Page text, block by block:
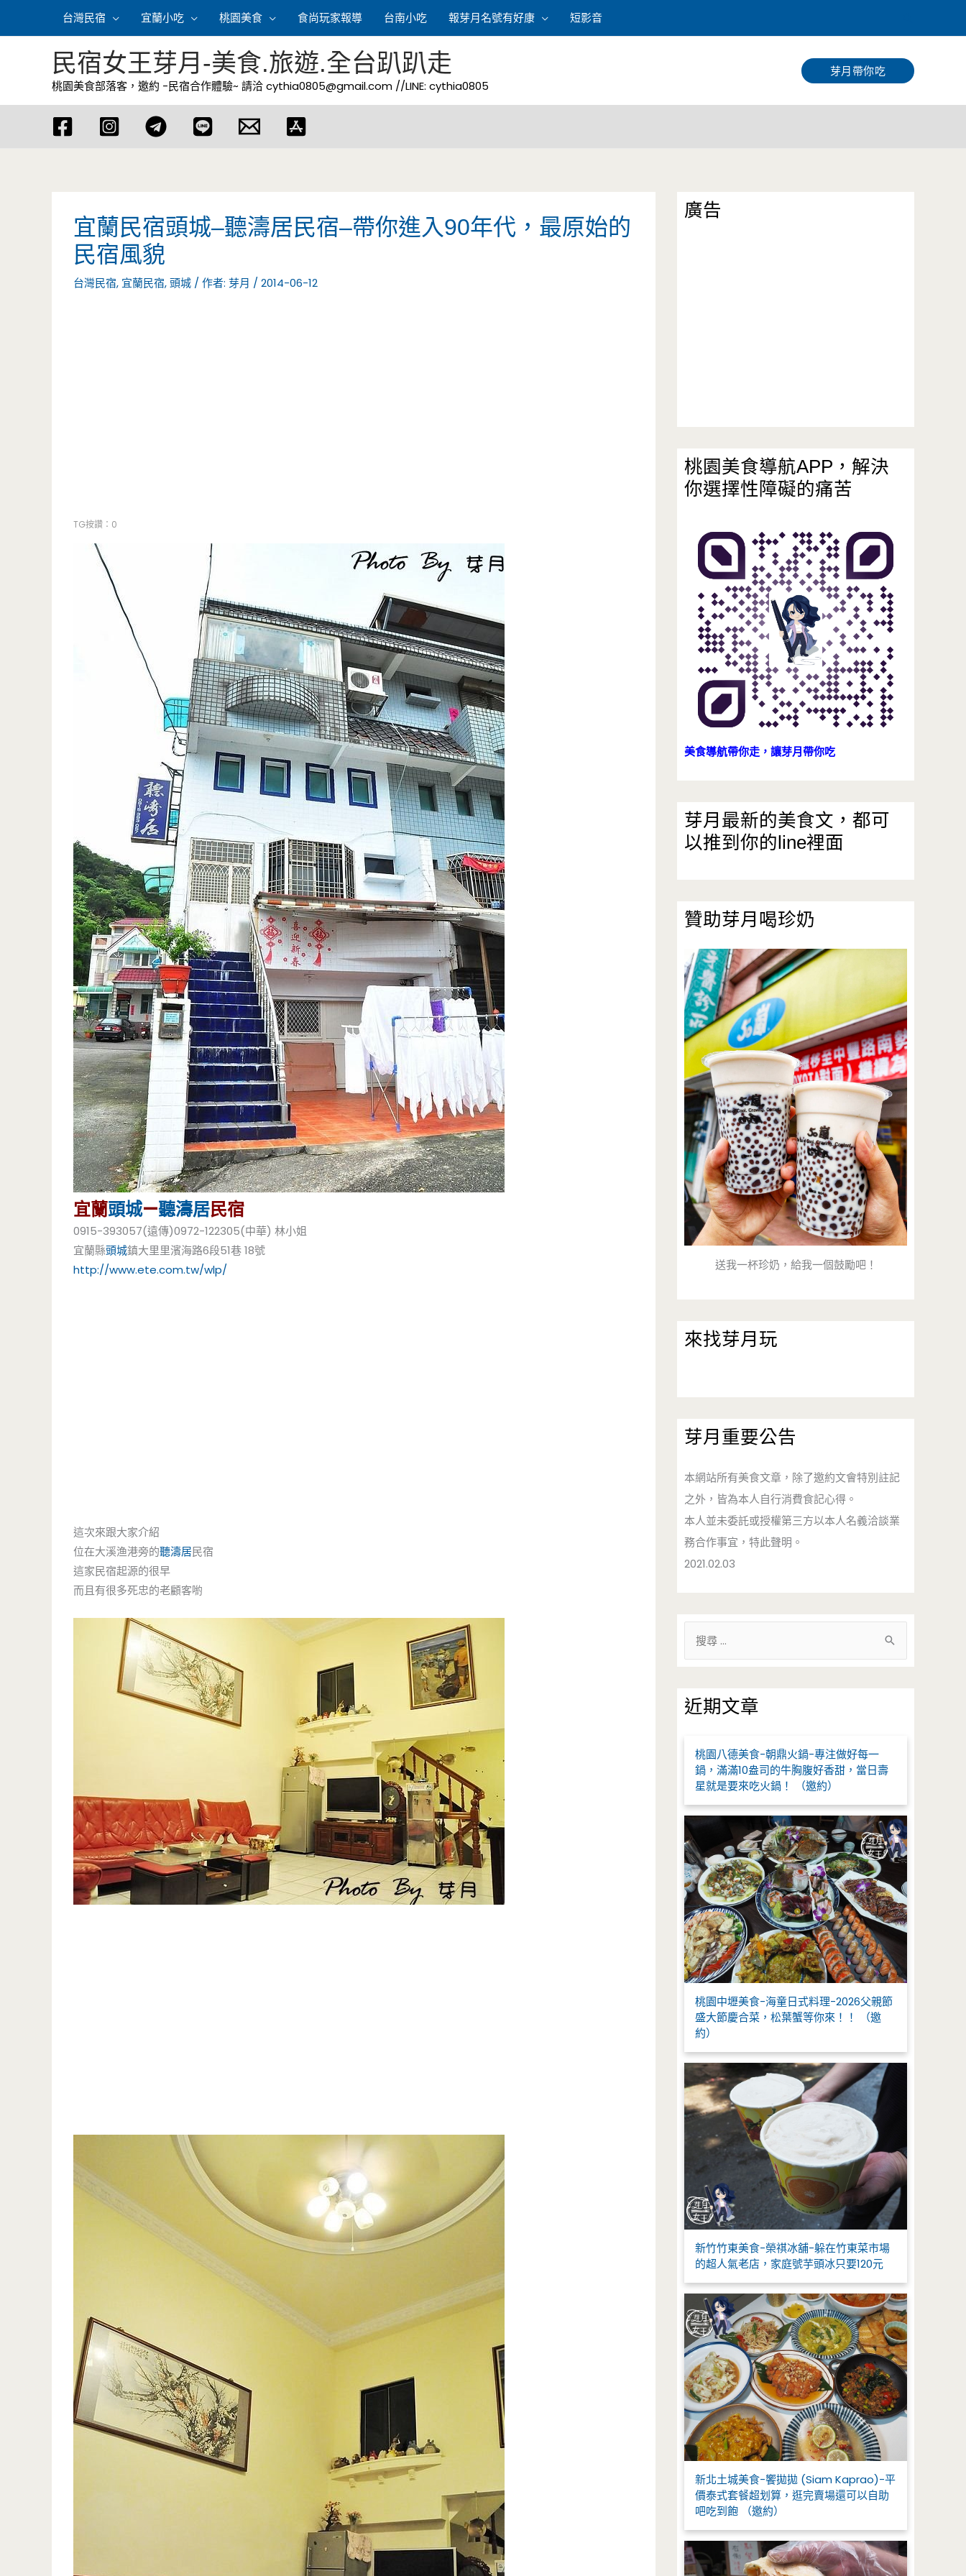
容
台灣民宿 宜蘭小吃 桃園美食 食尚玩家報導 台南小吃 報芽月名號有好康 短影音
尋
民宿女王芽月-美食.旅遊.全台趴趴走
桃園美食部落客，邀約 -民宿合作體驗~ 請洽cythia0805@gmail.com //LINE: cythia0805
芽月帶你吃
宜蘭民宿頭城–聽濤居民宿–帶你進入90年代，最原始的
民宿風貌
台灣民宿, 宜蘭民宿,頭城 / 作者: 芽月 / 2014-06-12
TG按讚：0
宜蘭頭城—聽濤居民宿
0915-393057(遠傳)0972-122305(中華) 林小姐
宜蘭縣頭城鎮大里里濱海路6段51巷 18號
http://www.ete.com.tw/wlp/
這次來跟大家介紹
位在大溪渔港旁的聽濤居民宿
這家民宿起源的很早
而且有很多死忠的老顧客喲
廣告
桃園美食導航APP，解決
你選擇性障礙的痛苦
美食導航帶你走，讓芽月帶你吃
芽月最新的美食文，都可
以推到你的line裡面
贊助芽月喝珍奶
送我一杯珍奶，給我一個鼓勵吧！
來找芽月玩
芽月重要公告
本網站所有美食文章，除了邀約文會特別註記
之外，皆為本人自行消費食記心得。
本人並未委託或授權第三方以本人名義洽談業
務合作事宜，特此聲明。
2021.02.03
鍵
字
近期文章
桃園八德美食-朝鼎火鍋-專注做好每一
鍋，滿滿10盎司的牛胸腹好香甜，當日壽
星就是要來吃火鍋！ （邀約）
桃園中壢美食-海童日式料理-2026父親節
盛大節慶合菜，松葉蟹等你來！！ （邀
約）
新竹竹東美食-榮祺冰舖-躲在竹東菜市場
的超人氣老店，家庭號芋頭冰只要120元
新北土城美食-饗拋拋 (Siam Kaprao)-平
價泰式套餐超划算，逛完賣場還可以自助
吧吃到飽 （邀約）